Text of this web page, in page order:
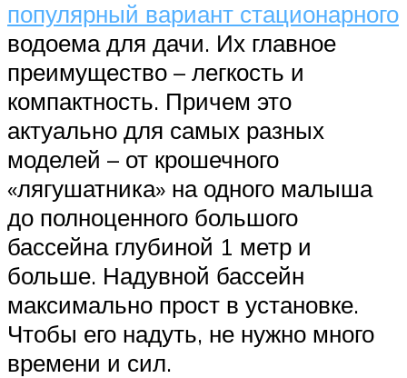
популярный вариант стационарного
водоема для дачи. Их главное
преимущество – легкость и
компактность. Причем это
актуально для самых разных
моделей – от крошечного
«лягушатника» на одного малыша
до полноценного большого
бассейна глубиной 1 метр и
больше. Надувной бассейн
максимально прост в установке.
Чтобы его надуть, не нужно много
времени и сил.